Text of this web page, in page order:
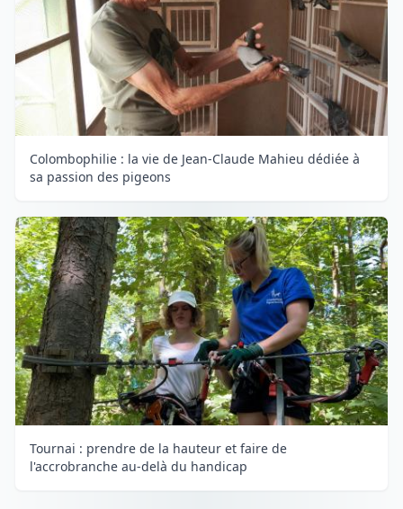
Colombophilie : la vie de Jean-Claude Mahieu dédiée à
sa passion des pigeons
Tournai : prendre de la hauteur et faire de
l'accrobranche au-delà du handicap